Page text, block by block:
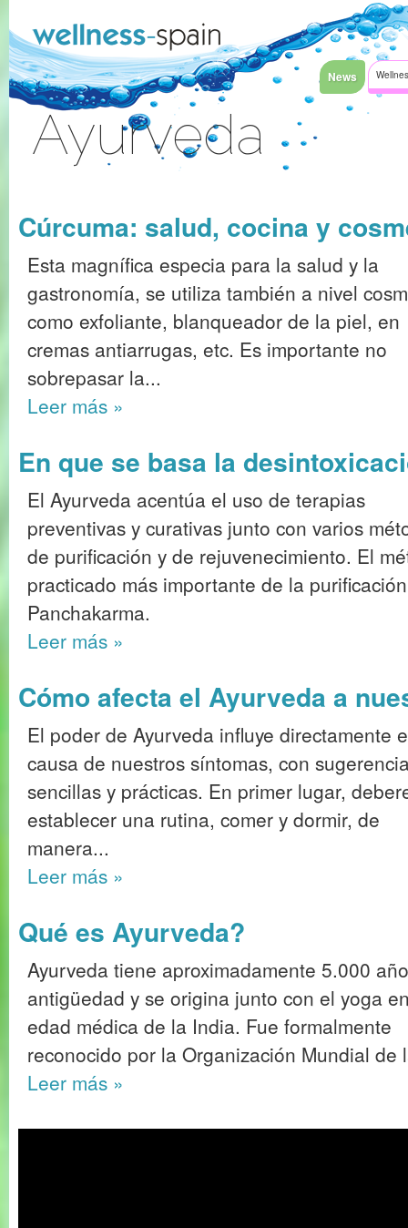
News
Ayurveda
Cúrcuma: salud, cocina y
Esta magnífica especia para la salud y la
gastronomía, se utiliza también a nivel
como exfoliante, blanqueador de la piel, en
cremas antiarrugas, etc. Es importante no
sobrepasar la...
Leer más »
En que se basa la
El Ayurveda acentúa el uso de terapias
preventivas y curativas junto con varios
de purificación y de rejuvenecimiento. El
practicado más importante de la
Panchakarma.
Leer más »
Cómo afecta el Ayurveda a
El poder de Ayurveda influye directamente
causa de nuestros síntomas, con
sencillas y prácticas. En primer lugar,
establecer una rutina, comer y dormir, de
manera...
Leer más »
Qué es Ayurveda?
Ayurveda tiene aproximadamente 5.000
antigüedad y se origina junto con el yoga
edad médica de la India. Fue formalmente
reconocido por la Organización Mundial de
Leer más »